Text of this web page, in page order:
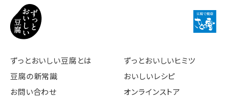
ずっとおいしい豆腐とは
ずっとおいしいヒミツ
豆腐の新常識
おいしいレシピ
お問い合わせ
オンラインストア